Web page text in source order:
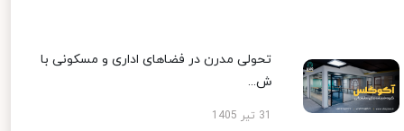
تحولی مدرن در فضاهای اداری و مسکونی با
ش...